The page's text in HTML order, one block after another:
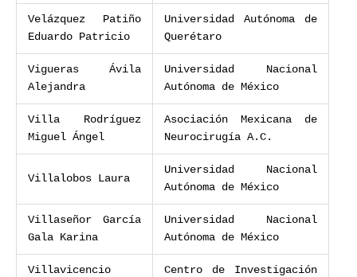
Velázquez Patiño
Eduardo Patricio
Universidad Autónoma de
Querétaro
Vigueras Ávila
Alejandra
Universidad Nacional
Autónoma de México
Villa Rodríguez
Miguel Ángel
Asociación Mexicana de
Neurocirugía A.C.
Villalobos Laura
Universidad Nacional
Autónoma de México
Villaseñor García
Gala Karina
Universidad Nacional
Autónoma de México
Villavicencio
Centro de Investigación